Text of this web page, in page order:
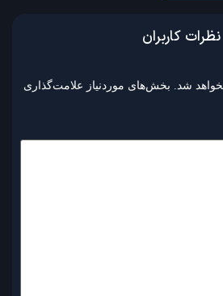
نظرات کاربران
شد.
بخش‌های موردنیاز علامت‌گذاری